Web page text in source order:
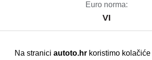
Euro norma:
VI
Na stranici autoto.hr koristimo